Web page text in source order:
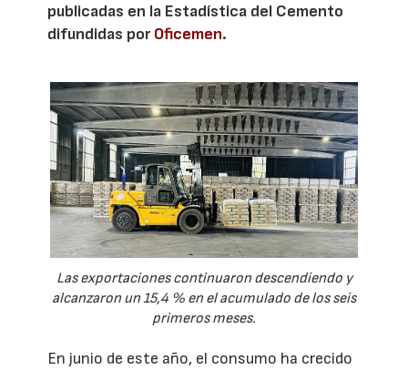
publicadas en la Estadística del Cemento
difundidas porOficemen.
Las exportaciones continuaron descendiendo y
alcanzaron un 15,4 % en el acumulado de los seis
primeros meses.
En junio de este año, el consumo ha crecido